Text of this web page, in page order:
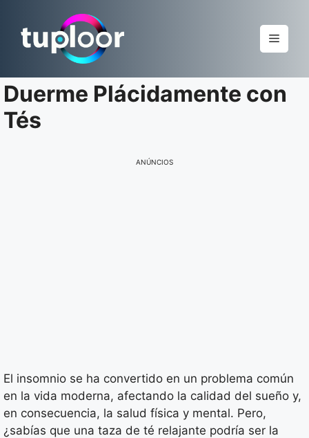
para
Menu
Duerme Plácidamente con
Tés
ANÚNCIOS
El insomnio se ha convertido en un problema común
en la vida moderna, afectando la calidad del sueño y,
en consecuencia, la salud física y mental. Pero,
¿sabías que una taza de té relajante podría ser la